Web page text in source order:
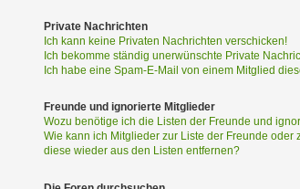
Private Nachrichten
Ich kann keine Privaten Nachrichten verschicken!
Ich bekomme ständig unerwünschte Private
Ich habe eine Spam-E-Mail von einem Mitglied
Freunde und ignorierte Mitglieder
Wozu benötige ich die Listen der Freunde und
Wie kann ich Mitglieder zur Liste der Freunde
diese wieder aus den Listen entfernen?